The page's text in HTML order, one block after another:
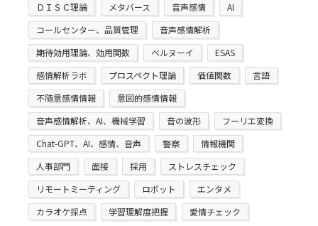
ＤＩＳＣ理論
メタバース 音声感情
AI
コールセンター、品質管理
音声感情解析
期待効用理論、効用関数
ベルヌーイ
ESAS
感情解析ラボ
プロスペクト理論 価値関数
言語
不随意感情情報
意図的感情情報
音声感情解析、AI、機械学習
音の波形
フーリエ変換
Chat-GPT、AI、感情、音声
警察
情報機関
人事部門
面接 採用
ストレスチェック
リモートミーティング
ロボット
エンタメ
カラオケ採点
学習理解度把握
愛情チェック